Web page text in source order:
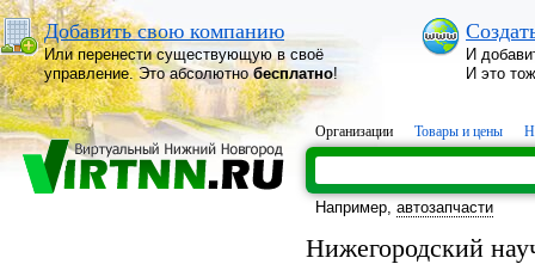
Добавить свою компанию
Или перенести существующую в своё
управление. Это абсолютнобесплатно!
И
И это
Организации Товары и цены
Например, автозапчасти
Нижегородский